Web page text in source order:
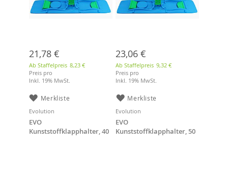
21,78 €
Ab Staffelpreis 8,23 €
Preis pro
Inkl. 19% MwSt.
Merkliste
23,06 €
Ab Staffelpreis 9,32 €
Preis pro
Inkl. 19% MwSt.
Merkliste
Evolution
EVO
Kunststoffklapphalter, 40
Evolution
EVO
Kunststoffklapphalter, 50